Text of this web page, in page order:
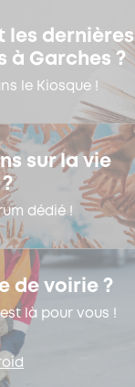
les dernières
à Garches ?
le Kiosque !
sur la vie
dédié !
de voirie ?
là pour vous !